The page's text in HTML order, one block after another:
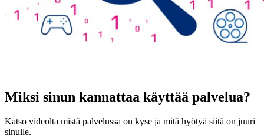
Miksi sinun kannattaa käyttää palvelua?
Katso videolta mistä palvelussa on kyse ja mitä hyötyä siitä on juuri
sinulle.